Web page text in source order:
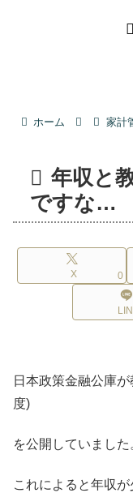
ホーム 家計
年収と
ですな…
X 0
日本政策金融公庫
度)
を公開していました
これによると年収